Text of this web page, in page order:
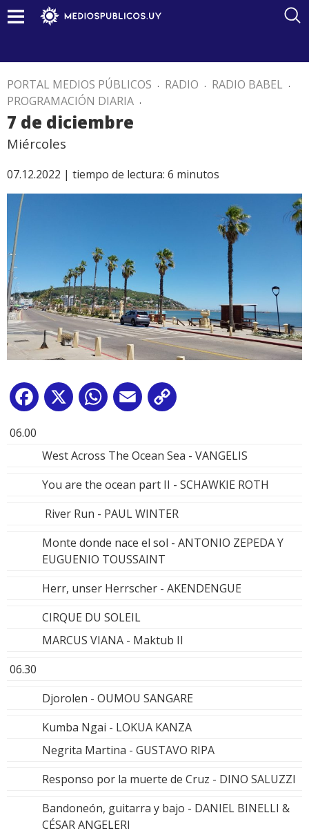
PORTAL MEDIOS PÚBLICOS . RADIO . RADIO BABEL .
PROGRAMACIÓN DIARIA .
7 de diciembre
Miércoles
07.12.2022 | tiempo de lectura: 6 minutos
Facebook
X WhatsApp
Email
06.00
West Across The Ocean Sea - VANGELIS
You are the ocean part II - SCHAWKIE ROTH
River Run - PAUL WINTER
Monte donde nace el sol - ANTONIO ZEPEDA Y
EUGUENIO TOUSSAINT
Herr, unser Herrscher - AKENDENGUE
CIRQUE DU SOLEIL
MARCUS VIANA - Maktub II
06.30
Djorolen - OUMOU SANGARE
Kumba Ngai - LOKUA KANZA
Negrita Martina - GUSTAVO RIPA
Responso por la muerte de Cruz - DINO SALUZZI
Bandoneón, guitarra y bajo - DANIEL BINELLI &
CÉSAR ANGELERI